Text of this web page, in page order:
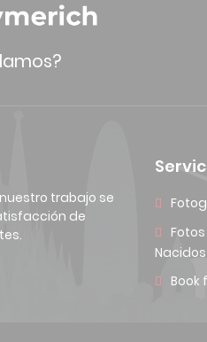
trabajo se
de
Nacidos